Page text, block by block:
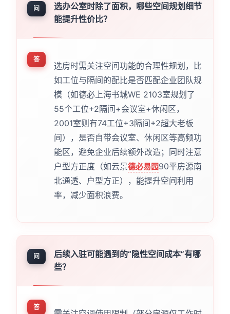
问
选办公室时除了面积，哪些空间规划细节
能提升性价比？
答
选房时需关注空间功能的合理性规划，比
如工位与隔间的配比是否匹配企业团队规
模（如德必上海书城WE 2103室规划了
55个工位+2隔间+会议室+休闲区，
2001室则有74工位+3隔间+2超大老板
间），是否自带会议室、休闲区等高频功
能区，避免企业后续额外改造；同时注意
户型方正度（如云景德必易园90平房源南
北通透、户型方正），能提升空间利用
率，减少面积浪费。
问
后续入驻可能遇到的“隐性空间成本”有哪
些？
答